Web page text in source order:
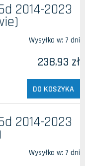
2014-2023
Wysyłka w: 7 dni
238,93 zł
DO KOSZYKA
2014-2023
Wysyłka w: 7 dni